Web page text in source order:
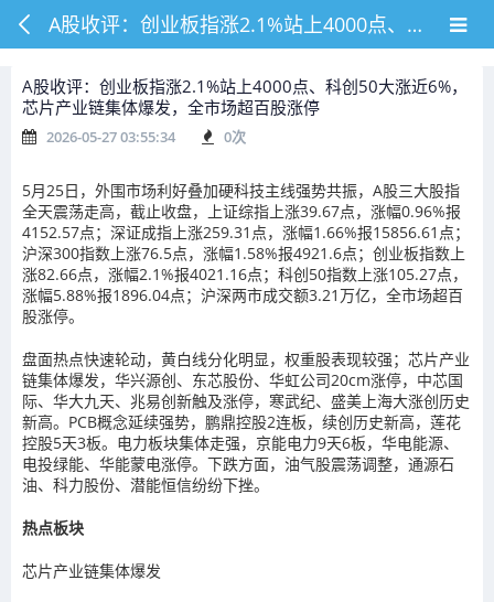
A股收评：创业板指涨2.1%站上4000点、科创50大涨近6%，芯片产业链集体爆发，全市场超百股涨停
A股收评：创业板指涨2.1%站上4000点、科创50大涨近6%，
芯片产业链集体爆发，全市场超百股涨停
2026-05-27 03:55:34 0次
5月25日，外围市场利好叠加硬科技主线强势共振，A股三大股指
全天震荡走高，截止收盘，上证综指上涨39.67点，涨幅0.96%报
4152.57点；深证成指上涨259.31点，涨幅1.66%报15856.61点；
沪深300指数上涨76.5点，涨幅1.58%报4921.6点；创业板指数上
涨82.66点，涨幅2.1%报4021.16点；科创50指数上涨105.27点，
涨幅5.88%报1896.04点；沪深两市成交额3.21万亿，全市场超百
股涨停。
盘面热点快速轮动，黄白线分化明显，权重股表现较强；芯片产业
链集体爆发，华兴源创、东芯股份、华虹公司20cm涨停，中芯国
际、华大九天、兆易创新触及涨停，寒武纪、盛美上海大涨创历史
新高。PCB概念延续强势，鹏鼎控股2连板，续创历史新高，莲花
控股5天3板。电力板块集体走强，京能电力9天6板，华电能源、
电投绿能、华能蒙电涨停。下跌方面，油气股震荡调整，通源石
油、科力股份、潜能恒信纷纷下挫。
热点板块
芯片产业链集体爆发